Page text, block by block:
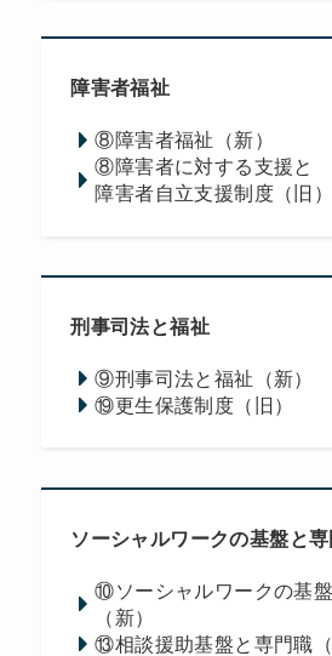
障害者福祉
⑧障害者福祉（新）
⑧障害者に対する支援と
障害者自立支援制度（旧）
刑事司法と福祉
⑨刑事司法と福祉（新）
⑲更生保護制度（旧）
ソーシャルワークの基盤と
⑩ソーシャルワークの基
（新）
⑬相談援助基盤と専門職（